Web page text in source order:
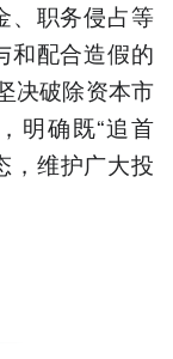
、职务侵占等
和配合造假的
决破除资本市
明确既“追首
，维护广大投